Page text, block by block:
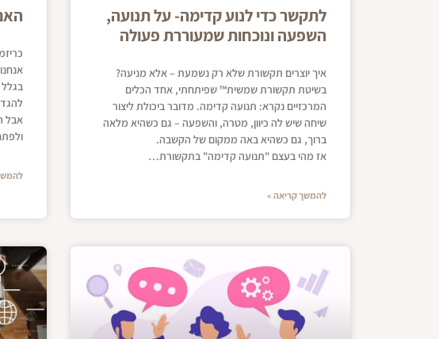
לתקשר כדי לנוע קדימה- על תנועה,
השפעה ונוכחות שמעוררת פעולה
איך יוצרים תקשורת שלא רק נשמעת – אלא מניעה?
בשיטת תקשורת שמשית™ שפיתחתי, אחד הכלים
המרכזיים נקרא: תנועה קדימה. מדובר ביכולת ליצור
שיחה שיש לה כיוון, מטרה, והשפעה – גם כשהיא מלאה
ברוך, גם כשהיא באה ממקום של הקשבה.
אז מהי בעצם "תנועה קדימה" בתקשורת…
להמשך קריאה »
אבל